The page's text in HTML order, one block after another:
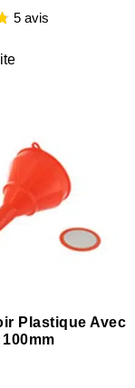
5 avis
Plastique Avec